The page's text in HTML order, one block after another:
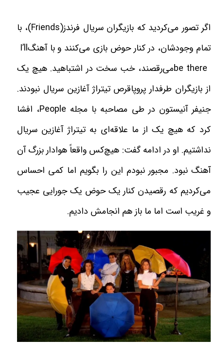
اگر تصور می‌کردید که بازیگران سریال فرندز(Friends)، با
تمام وجودشان، در کنار حوض بازی می‌کنند و با آهنگI’ll
be thereمی‌رقصند، خب سخت در اشتباهید. هیچ‌ یک
از بازیگران طرفدار پروپاقرص تیتراژ آغازین سریال نبودند.
جنیفر آنیستون در طی مصاحبه با مجله ،People افشا
کرد که هیچ ‌یک از ما علاقه‌ای به تیتراژ آغازین سریال
نداشتیم. او در ادامه گفت: هیچ‌کس واقعاً هوادار بزرگ آن
آهنگ نبود. مجبور نبودم این را بگویم اما کمی احساس
می‌کردیم که رقصیدن کنار یک حوض یک جورایی عجیب
و غریب است اما ما باز هم انجامش دادیم.